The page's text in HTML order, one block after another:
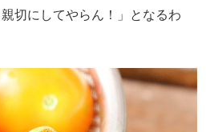
切にしてやらん！」となるわ